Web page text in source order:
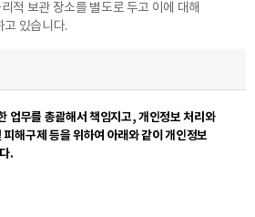
적 보관 장소를 별도로 두고 이에 대해
고 있습니다.
업무를 총괄해서 책임지고, 개인정보 처리와
해구제 등을 위하여 아래와 같이 개인정보
.